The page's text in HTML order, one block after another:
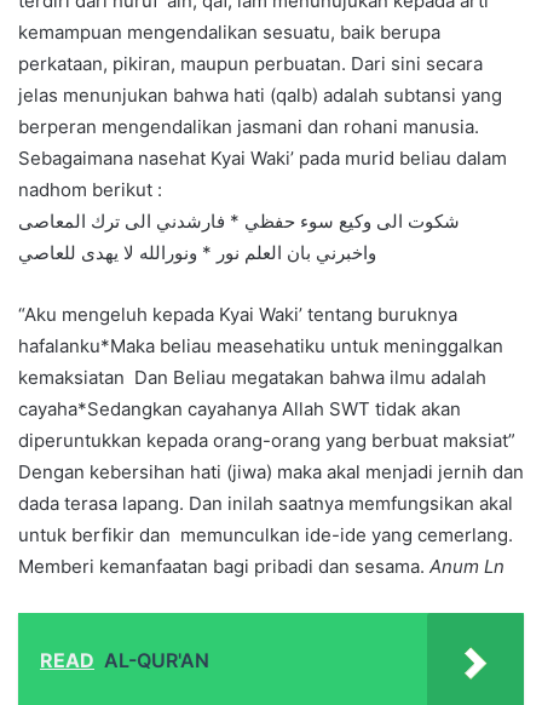
kemampuan mengendalikan sesuatu, baik berupa
perkataan, pikiran, maupun perbuatan. Dari sini secara
jelas menunjukan bahwa hati (qalb) adalah subtansi yang
berperan mengendalikan jasmani dan rohani manusia.
Sebagaimana nasehat Kyai Waki’ pada murid beliau dalam
nadhom berikut :
شكوت الى وكيع سوء حفظي * فارشدني الى ترك المعاصى
واخبرني بان العلم نور * ونورالله لا يهدى للعاصي
“Aku mengeluh kepada Kyai Waki’ tentang buruknya
hafalanku*Maka beliau measehatiku untuk meninggalkan
kemaksiatan Dan Beliau megatakan bahwa ilmu adalah
cayaha*Sedangkan cayahanya Allah SWT tidak akan
diperuntukkan kepada orang-orang yang berbuat maksiat”
Dengan kebersihan hati (jiwa) maka akal menjadi jernih dan
dada terasa lapang. Dan inilah saatnya memfungsikan akal
untuk berfikir dan memunculkan ide-ide yang cemerlang.
Memberi kemanfaatan bagi pribadi dan sesama. Anum Ln
READ AL-QUR'AN